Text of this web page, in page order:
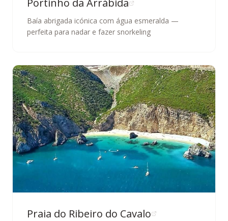
Portinho da Arrábida
Baía abrigada icónica com água esmeralda —
perfeita para nadar e fazer snorkeling
Praia do Ribeiro do Cavalo